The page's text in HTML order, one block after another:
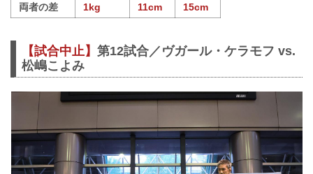
両者の差
1kg 11cm 15cm
【試合中止】 第12試合／ヴガール・ケラモフ vs.
松嶋こよみ